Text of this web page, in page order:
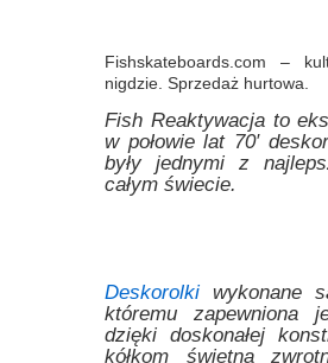
Fishskateboards.com –
nigdzie. Sprzedaż hurtowa.
Fish Reaktywacja to
w połowie lat 70′
były jednymi z
całym świecie.
Deskorolkiwykonane
któremu zapewniona
dzięki doskonałej
kółkom świetna